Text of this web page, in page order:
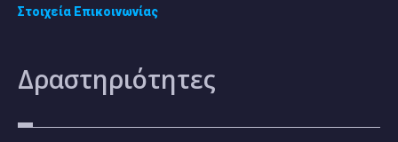
Στοιχεία Επικοινωνίας
Δραστηριότητες